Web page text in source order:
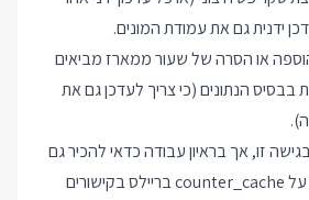
ידנית גם את עמודת המונים.
או הסרה של שעור ממארז מביאים
בבסיס הנתונים (כי צריך לעדכן גם את
זו, אך בראיון עבודה כדאי להכיר גם
אותה. אפשר לקרוא עוד על counter_cache בריילס בקישורים